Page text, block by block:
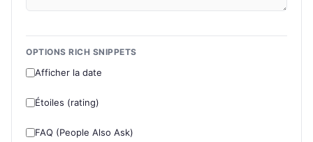
OPTIONS RICH SNIPPETS
Afficher la date
Étoiles (rating)
FAQ (People Also Ask)